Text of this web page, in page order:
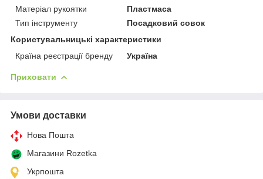
Матеріал рукоятки
Пластмаса
Тип інструменту
Посадковий совок
Користувальницькі характеристики
Країна реєстрації бренду
Україна
Приховати
Умови доставки
Нова Пошта
Магазини Rozetka
Укрпошта